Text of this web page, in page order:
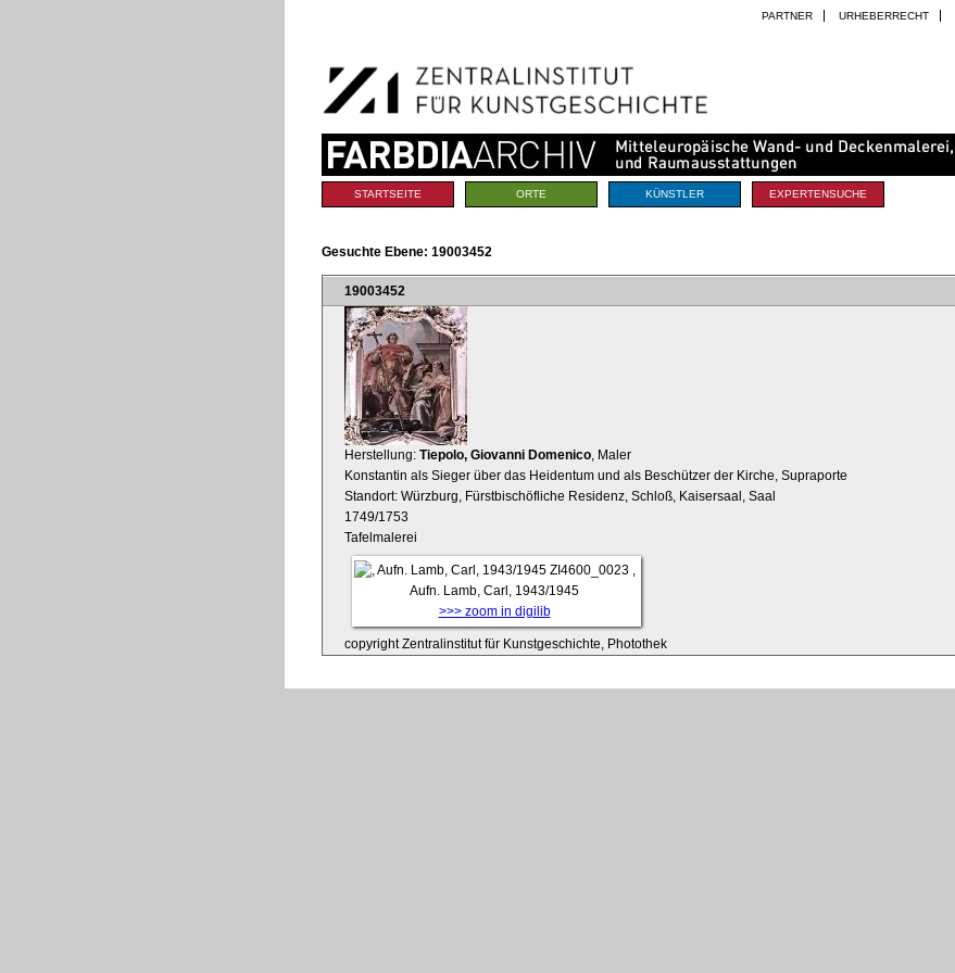
Navigation
PARTNER URHEBERRECHT
Sektionen
STARTSEITE ORTE KÜNSTLER EXPERTENSUCHE
Gesuchte Ebene: 19003452
19003452
Herstellung: Tiepolo, Giovanni Domenico , Maler
Konstantin als Sieger über das Heidentum und als Beschützer der Kirche, Supraporte
Standort: Würzburg, Fürstbischöfliche Residenz, Schloß, Kaisersaal, Saal
1749/1753
Tafelmalerei
ZI4600_0023
Aufn. Lamb, Carl, 1943/1945
>>> zoom in digilib
copyright Zentralinstitut für Kunstgeschichte, Photothek